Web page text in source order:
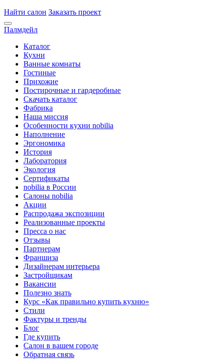
Найти салон Заказать проект
Палмдейл
Каталог
Кухни
Ванные комнаты
Гостиные
Прихожие
Постирочные и гардеробные
Скачать каталог
Фабрика
Наша миссия
Особенности кухни nobilia
Наполнение
Эргономика
История
Лаборатория
Экология
Сертификаты
nobilia в России
Салоны nobilia
Акции
Распродажа экспозиции
Реализованные проекты
Пресса о нас
Отзывы
Партнерам
Франшиза
Дизайнерам интерьера
Застройщикам
Вакансии
Полезно знать
Курс «Как правильно купить кухню»
Cтили
Фактуры и тренды
Блог
Где купить
Салон в вашем городе
Обратная связь